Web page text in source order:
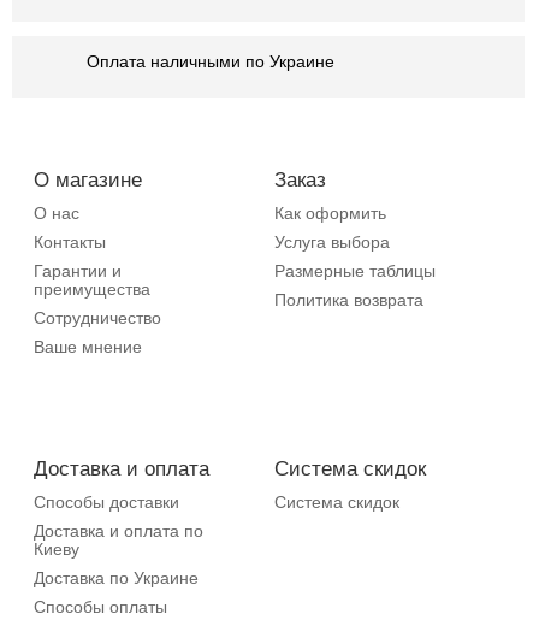
Оплата наличными по Украине
О магазине
О нас
Контакты
Гарантии и
преимущества
Сотрудничество
Ваше мнение
Заказ
Как оформить
Услуга выбора
Размерные таблицы
Политика возврата
Доставка и оплата
Способы доставки
Доставка и оплата по
Киеву
Доставка по Украине
Способы оплаты
Система скидок
Система скидок